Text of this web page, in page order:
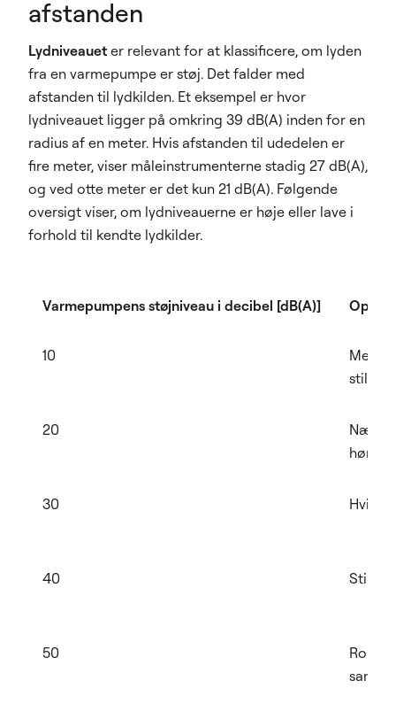
afstanden
Lydniveauet er relevant for at klassificere, om lyden
fra en varmepumpe er støj. Det falder med
afstanden til lydkilden. Et eksempel er hvor
lydniveauet ligger på omkring 39 dB(A) inden for en
radius af en meter. Hvis afstanden til udedelen er
fire meter, viser måleinstrumenterne stadig 27 dB(A),
og ved otte meter er det kun 21 dB(A). Følgende
oversigt viser, om lydniveauerne er høje eller lave i
forhold til kendte lydkilder.
Varmepumpens støjniveau i decibel [dB(A)]
10
Meget
stille
20
hørbar
30
40 Stille
50
Rolig